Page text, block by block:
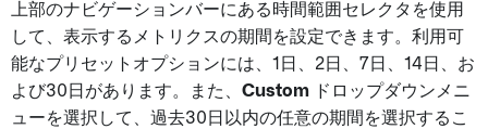
上部のナビゲーションバーにある時間範囲セレクタを使用
して、表示するメトリクスの期間を設定できます。利用可
能なプリセットオプションには、1日、2日、7日、14日、お
よび30日があります。また、 Custom ドロップダウンメニ
ューを選択して、過去30日以内の任意の期間を選択するこ